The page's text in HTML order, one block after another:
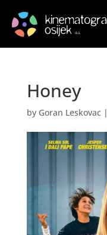
Honey
by Goran Leskovac|